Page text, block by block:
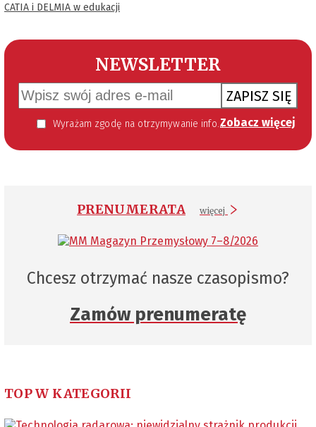
CATIA i DELMIA w edukacji
NEWSLETTER
ZAPISZ SIĘ
Wyrażam zgodę na otrzymywanie informacji handlowej kierowanej do mnie za pomocą środków komunikacji elektronicznej w szczególności poczty elektronicznej zgodnie z przepisem art. 10 ust 2 ustawy z dnia 18 lipca 2002 roku o świadczeniu usług drogą elektroniczną (Dz. U. 144 z 2002 r. poz. 1204). Zgoda jest dobrowolna, jednak jej wyrażenie jest konieczne, aby otrzymywać newsletter. Zobacz więcej
PRENUMERATA więcej
Chcesz otrzymać nasze czasopismo?
Zamów prenumeratę
TOP W KATEGORII